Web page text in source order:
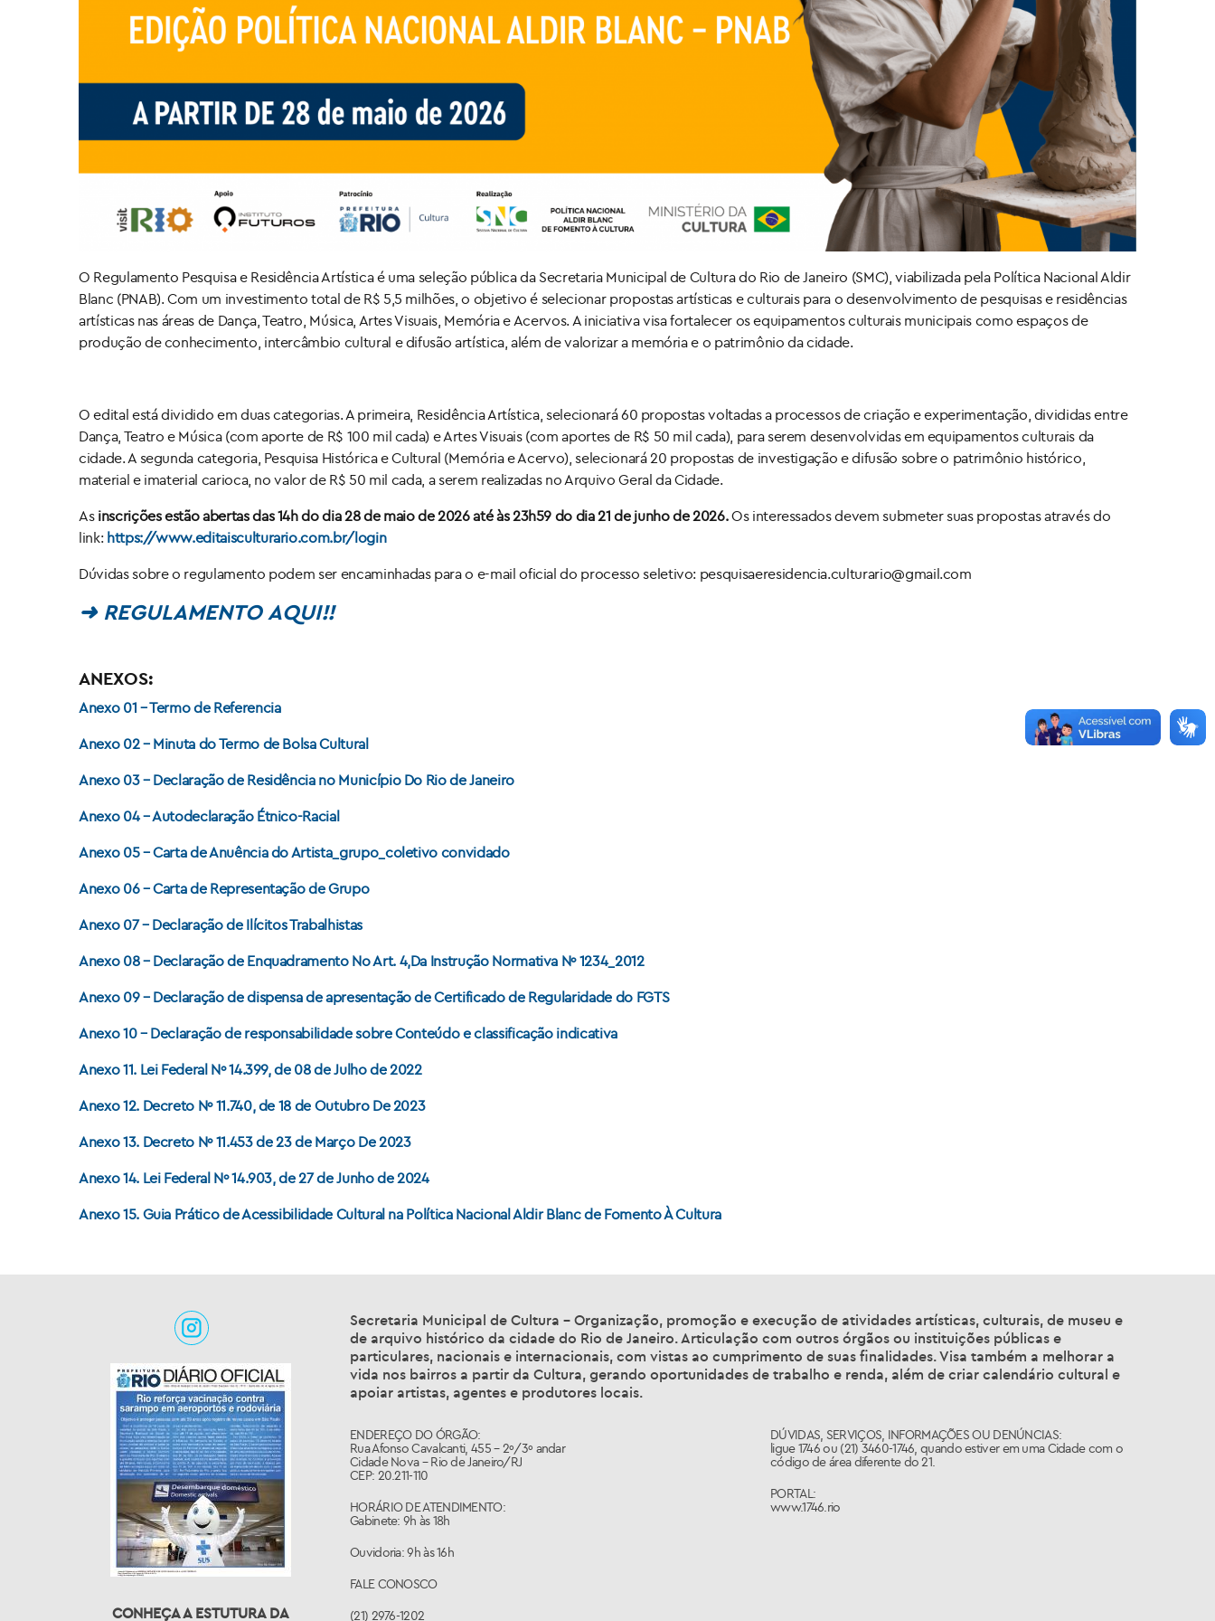
O Regulamento Pesquisa e Residência Artística é uma seleção pública da Secretaria Municipal de Cultura do Rio de Janeiro (SMC), viabilizada pela Política Nacional Aldir
Blanc (PNAB). Com um investimento total de R$ 5,5 milhões, o objetivo é selecionar propostas artísticas e culturais para o desenvolvimento de pesquisas e residências
artísticas nas áreas de Dança, Teatro, Música, Artes Visuais, Memória e Acervos. A iniciativa visa fortalecer os equipamentos culturais municipais como espaços de
produção de conhecimento, intercâmbio cultural e difusão artística, além de valorizar a memória e o patrimônio da cidade.
O edital está dividido em duas categorias. A primeira, Residência Artística, selecionará 60 propostas voltadas a processos de criação e experimentação, divididas entre
Dança, Teatro e Música (com aporte de R$ 100 mil cada) e Artes Visuais (com aportes de R$ 50 mil cada), para serem desenvolvidas em equipamentos culturais da
cidade. A segunda categoria, Pesquisa Histórica e Cultural (Memória e Acervo), selecionará 20 propostas de investigação e difusão sobre o patrimônio histórico,
material e imaterial carioca, no valor de R$ 50 mil cada, a serem realizadas no Arquivo Geral da Cidade.
Asinscrições estão abertas das 14h do dia 28 de maio de 2026 até às23h59 do dia 21 de junho de 2026.Os interessados devem submeter suas propostas através do
link: https://www.editaisculturario.com.br/login
Dúvidas sobre o regulamento podem ser encaminhadas para o e-mail oficial do processo seletivo: pesquisaeresidencia.culturario@gmail.com
➜ REGULAMENTO AQUI!!
ANEXOS:
Anexo 01 – Termo de Referencia
Anexo 02 – Minuta do Termo de Bolsa Cultural
Anexo 03 – Declaração de Residência no Município Do Rio de Janeiro
Anexo 04 – Autodeclaração Étnico-Racial
Anexo 05 – Carta de Anuência do Artista_grupo_coletivo convidado
Anexo 06 – Carta de Representação de Grupo
Anexo 07 – Declaração de Ilícitos Trabalhistas
Anexo 08 – Declaração de Enquadramento No Art. 4,Da Instrução Normativa Nº 1234_2012
Anexo 09 – Declaração de dispensa de apresentação de Certificado de Regularidade do FGTS
Anexo 10 – Declaração de responsabilidade sobre Conteúdo e classificação indicativa
Anexo 11. Lei Federal Nº 14.399, de 08 de Julho de 2022
Anexo 12. Decreto Nº 11.740, de 18 de Outubro De 2023
Anexo 13. Decreto Nº 11.453 de 23 de Março De 2023
Anexo 14. Lei Federal Nº 14.903, de 27 de Junho de 2024
Anexo 15. Guia Prático de Acessibilidade Cultural na Política Nacional Aldir Blanc de Fomento À Cultura
CONHEÇA A ESTUTURA DA
Secretaria Municipal de Cultura – Organização, promoção e execução de atividades artísticas, culturais, de museu e
de arquivo histórico da cidade do Rio de Janeiro. Articulação com outros órgãos ou instituições públicas e
particulares, nacionais e internacionais, com vistas ao cumprimento de suas finalidades. Visa também a melhorar a
vida nos bairros a partir da Cultura, gerando oportunidades de trabalho e renda, além de criar calendário cultural e
apoiar artistas, agentes e produtores locais.
ENDEREÇO DO ÓRGÃO:
Rua Afonso Cavalcanti, 455 – 2º/3º andar
Cidade Nova – Rio de Janeiro/RJ
CEP: 20.211-110
HORÁRIO DE ATENDIMENTO:
Gabinete: 9h às 18h
Ouvidoria: 9h às 16h
FALE CONOSCO
(21) 2976-1202
DÚVIDAS, SERVIÇOS, INFORMAÇÕES OU DENÚNCIAS:
ligue 1746 ou (21) 3460-1746, quando estiver em uma Cidade com o
código de área diferente do 21.
PORTAL:
www.1746.rio